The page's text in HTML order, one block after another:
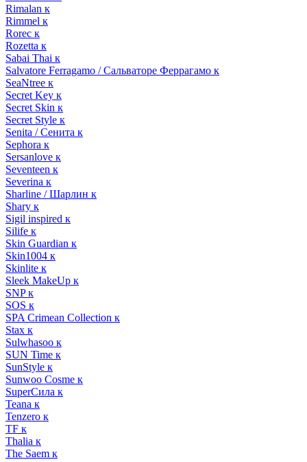
Rimalan к
Rimmel к
Rorec к
Rozetta к
Sabai Thai к
Salvatore Ferragamo / Сальваторе Феррагамо к
SeaNtree к
Secret Key к
Secret Skin к
Secret Style к
Senita / Сенита к
Sephora к
Sersanlove к
Seventeen к
Severina к
Sharline / Шарлин к
Shary к
Sigil inspired к
Silife к
Skin Guardian к
Skin1004 к
Skinlite к
Sleek MakeUp к
SNP к
SOS к
SPA Crimean Collection к
Stax к
Sulwhasoo к
SUN Time к
SunStyle к
Sunwoo Cosme к
SuperСила к
Teana к
Tenzero к
TF к
Thalia к
The Saem к